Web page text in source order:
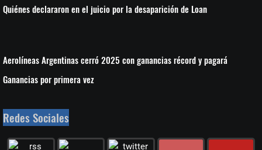
Quiénes declararon en el juicio por la desaparición de Loan
Aerolíneas Argentinas cerró 2025 con ganancias récord y pagará
Ganancias por primera vez
Redes Sociales